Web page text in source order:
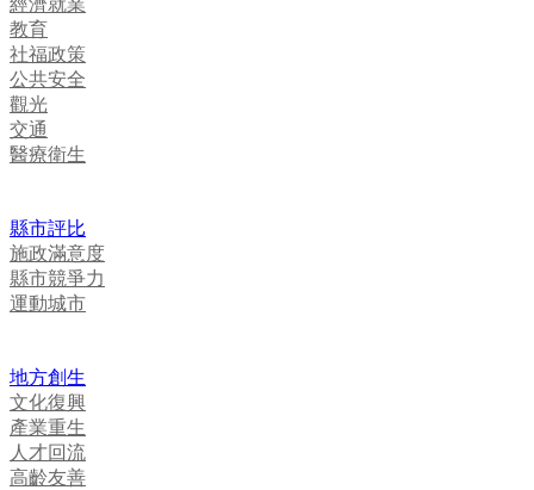
經濟就業
教育
社福政策
公共安全
觀光
交通
醫療衛生
縣市評比
施政滿意度
縣市競爭力
運動城市
地方創生
文化復興
產業重生
人才回流
高齡友善